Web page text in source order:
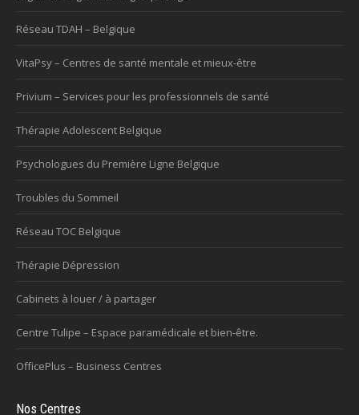
Réseau TDAH – Belgique
VitaPsy – Centres de santé mentale et mieux-être
Privium – Services pour les professionnels de santé
Thérapie Adolescent Belgique
Psychologues du Première Ligne Belgique
Troubles du Sommeil
Réseau TOC Belgique
Thérapie Dépression
Cabinets à louer / à partager
Centre Tulipe – Espace paramédicale et bien-être.
OfficePlus – Business Centres
Nos Centres